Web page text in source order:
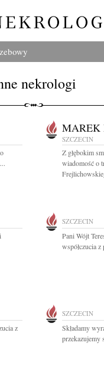
nekrologi
MAREK
SZCZECIN
Z głębokim
wiadomość o
SZCZECIN
Pani Wójt
współczucia
z
SZCZECIN
Składamy
przekazujemy